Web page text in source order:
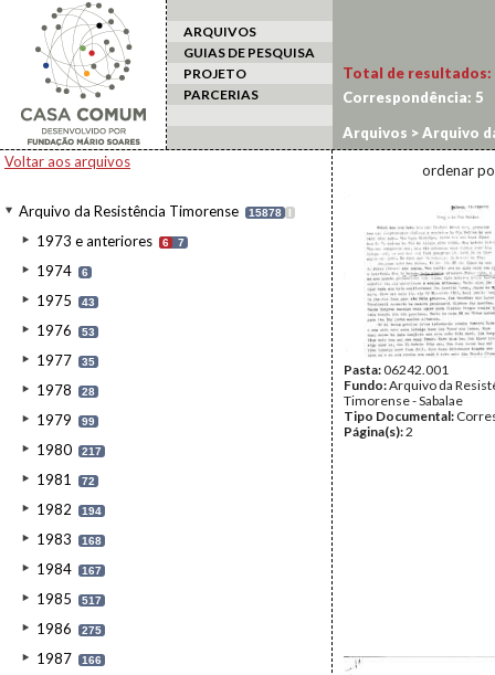
ARQUIVOS
GUIAS DE PESQUISA
PROJETO
PARCERIAS
Voltar aos arquivos
Arquivo da Resistência Timorense 15878 I
1973 e anteriores 6 7
1974 6
1975 43
1976 53
1977 35
1978 28
1979 99
1980 217
1981 72
1982 194
1983 168
1984 167
1985 517
1986 275
1987 166
Total de resultados:
Correspondência: 5
Arquivos >Arquivo
ordenar
Pasta:06242.001
Fundo:Arquivo da
Timorense - Sabalae
Tipo Documental:
Página(s):2